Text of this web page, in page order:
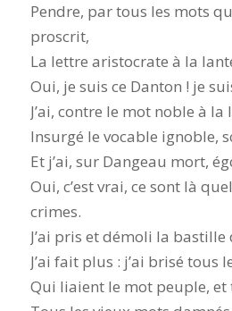
Pendre, par tous les mots
proscrit,
La lettre aristocrate à la
Oui, je suis ce Danton ! je
J’ai, contre le mot noble à
Insurgé le vocable ignoble,
Et j’ai, sur Dangeau mort,
Oui, c’est vrai, ce sont là
crimes.
J’ai pris et démoli la bastille
J’ai fait plus : j’ai brisé tous
Qui liaient le mot peuple, et